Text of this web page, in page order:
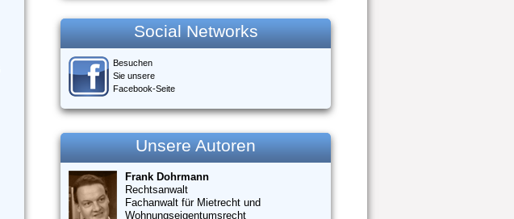
Social Networks
Besuchen
Sie unsere
Facebook-Seite
Unsere Autoren
Frank Dohrmann
Rechtsanwalt
Fachanwalt für Mietrecht und
Wohnungseigentumsrecht